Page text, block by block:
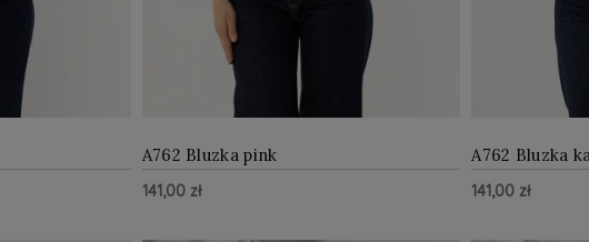
A762 Bluzka pink
141,00 zł
A762 Bluzka
141,00 zł